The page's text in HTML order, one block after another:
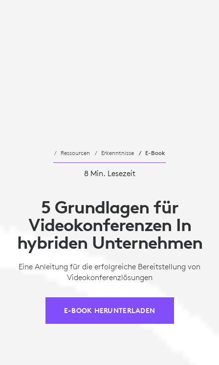
Ressourcen Erkenntnisse E-Book
8 Min. Lesezeit
5 Grundlagen für
Videokonferenzen In
hybriden Unternehmen
Eine Anleitung für die erfolgreiche Bereitstellung von
Videokonferenzlösungen
E-BOOK HERUNTERLADEN